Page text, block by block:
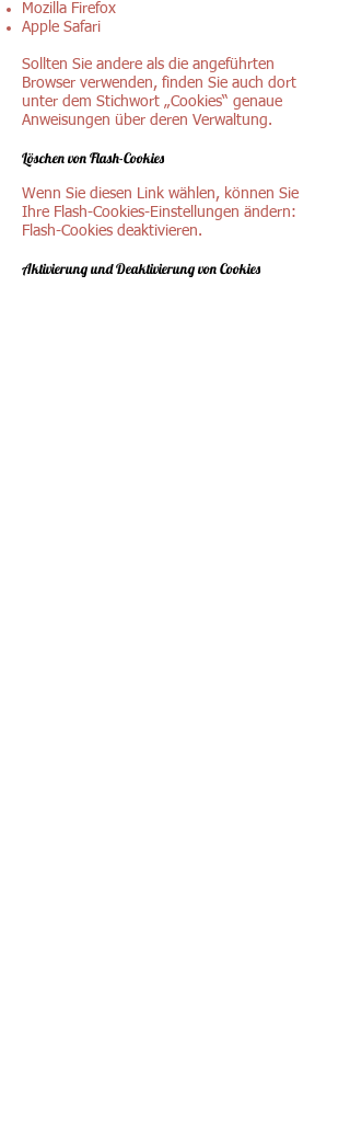
Mozilla Firefox
Apple Safari
Sollten Sie andere als die angeführten
Browser verwenden, finden Sie auch dort
unter dem Stichwort „Cookies“ genaue
Anweisungen über deren Verwaltung.
Löschen von Flash-Cookies
Wenn Sie diesen Link wählen, können Sie
Ihre Flash-Cookies-Einstellungen ändern:
Flash-Cookies deaktivieren.
Aktivierung und Deaktivierung von Cookies